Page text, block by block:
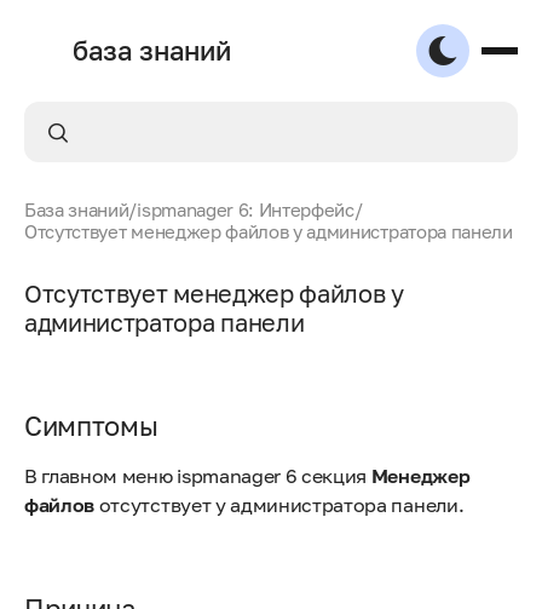
база знаний
База знаний/ispmanager 6: Интерфейс/
Отсутствует менеджер файлов у администратора панели
Отсутствует менеджер файлов у
администратора панели
Симптомы
В главном меню ispmanager 6 секция Менеджер
файлов отсутствует у администратора панели.